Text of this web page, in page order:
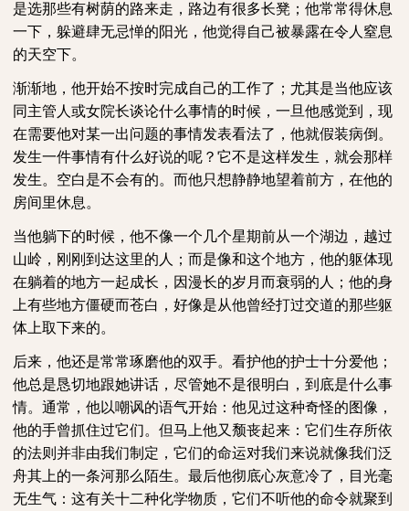
是选那些有树荫的路来走，路边有很多长凳；他常常得休息
一下，躲避肆无忌惮的阳光，他觉得自己被暴露在令人窒息
的天空下。
渐渐地，他开始不按时完成自己的工作了；尤其是当他应该
同主管人或女院长谈论什么事情的时候，一旦他感觉到，现
在需要他对某一出问题的事情发表看法了，他就假装病倒。
发生一件事情有什么好说的呢？它不是这样发生，就会那样
发生。空白是不会有的。而他只想静静地望着前方，在他的
房间里休息。
当他躺下的时候，他不像一个几个星期前从一个湖边，越过
山岭，刚刚到达这里的人；而是像和这个地方，他的躯体现
在躺着的地方一起成长，因漫长的岁月而衰弱的人；他的身
上有些地方僵硬而苍白，好像是从他曾经打过交道的那些躯
体上取下来的。
后来，他还是常常琢磨他的双手。看护他的护士十分爱他；
他总是恳切地跟她讲话，尽管她不是很明白，到底是什么事
情。通常，他以嘲讽的语气开始：他见过这种奇怪的图像，
他的手曾抓住过它们。但马上他又颓丧起来：它们生存所依
的法则并非由我们制定，它们的命运对我们来说就像我们泛
舟其上的一条河那么陌生。最后他彻底心灰意冷了，目光毫
无生气：这有关十二种化学物质，它们不听他的命令就聚到